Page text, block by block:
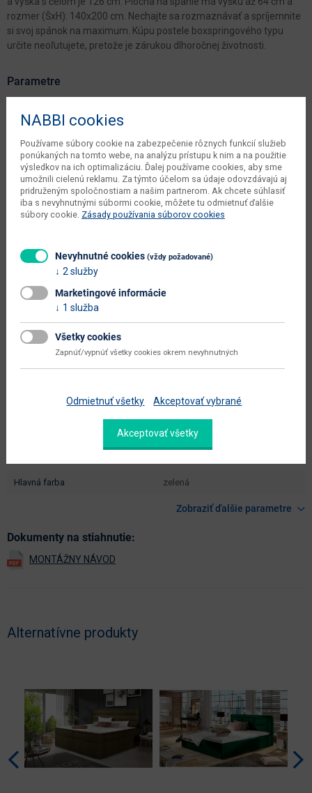
rozmer (ŠxH): 140x200 cm. Nechajte sa rozmaznávať a spríjemnite
si svoj spánok na maximum. Kúpu postele boxspringového typu
určite neoľutujete, pretože je zárukou dlhoročnej životnosti.
Parametre
Výška 126 cm
výrobcu
2.372 m3
váha s obalom výrobcu
počet balíkov výrobcu
typové označenie Vareso 140
šírka plochy na spanie (cm) 140
hĺbka plochy na spanie (cm)
v demonte
vyžaduje zručnosť
hlavná farba zelená
Zobraziť ďalšie parametre
Dokumenty na stiahnutie:
Alternatívne produkty
NABBI cookies
Používame súbory cookie na zabezpečenie rôznych funkcií služieb
ponúkaných na tomto webe, na analýzu prístupu k nim a na použitie
výsledkov na ich optimalizáciu. Ďalej používame cookies, aby sme
umožnili cielenú reklamu. Za týmto účelom sa údaje odovzdávajú aj
pridruženým spoločnostiam a našim partnerom. Ak chcete súhlasiť
iba s nevyhnutnými súbormi cookie, môžete tu odmietnuť ďalšie
súbory cookie. Zásady používania súborov cookies
Nevyhnutné cookies (vždy požadované)
2 služby
Marketingové informácie
1 služba
Všetky cookies
Zapnúť/vypnúť všetky cookies okrem nevyhnutných
Odmietnuť všetky Akceptovať vybrané
Akceptovať všetky